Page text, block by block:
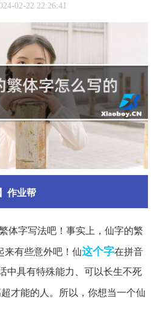
02-22 22:26:41
作业帮
体字写法吧！事实上，仙字的繁
来有些意外吧！仙这个字在拼音
中具有特殊能力、可以长生不死
才能的人。所以，你想当一个仙